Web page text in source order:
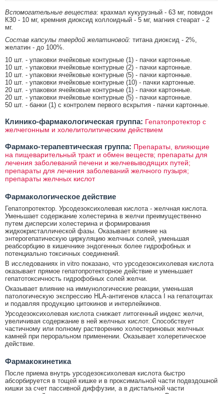
Вспомогательные вещества: крахмал кукурузный - 63 мг, повидон
К30 - 10 мг, кремния диоксид коллоидный - 5 мг, магния стеарат - 2
мг.
Состав капсулы твердой желатиновой: титана диоксид - 2%,
желатин - до 100%.
10 шт. - упаковки ячейковые контурные (1) - пачки картонные.
10 шт. - упаковки ячейковые контурные (2) - пачки картонные.
10 шт. - упаковки ячейковые контурные (5) - пачки картонные.
10 шт. - упаковки ячейковые контурные (10) - пачки картонные.
20 шт. - упаковки ячейковые контурные (1) - пачки картонные.
20 шт. - упаковки ячейковые контурные (5) - пачки картонные.
50 шт. - банки (1) с контролем первого вскрытия - пачки картонные.
Клинико-фармакологическая группа: Гепатопротектор с
желчегонным и холелитолитическим действием
Фармако-терапевтическая группа: Препараты, влияющие
на пищеварительный тракт и обмен веществ; препараты для
лечения заболеваний печени и желчевыводящих путей;
препараты для лечения заболеваний желчного пузыря;
препараты желчных кислот
Фармакологическое действие
Гепатопротектор. Урсодезоксихолевая кислота - желчная кислота.
Уменьшает содержание холестерина в желчи преимущественно
путем дисперсии холестерина и формирования
жидкокристаллической фазы. Оказывает влияние на
энтерогепатическую циркуляцию желчных солей, уменьшая
реабсорбцию в кишечнике эндогенных более гидрофобных и
потенциально токсичных соединений.
В исследованиях in vitro показано, что урсодезоксихолевая кислота
оказывает прямое гепатопротекторное действие и уменьшает
гепатотоксичность гидрофобных солей желчи.
Оказывает влияние на иммунологические реакции, уменьшая
патологическую экспрессию HLA-антигенов класса I на гепатоцитах
и подавляя продукцию цитокинов и интерлейкинов.
Урсодезоксихолевая кислота снижает литогенный индекс желчи,
увеличивая содержание в ней желчных кислот. Способствует
частичному или полному растворению холестериновых желчных
камней при пероральном применении. Оказывает холеретическое
действие.
Фармакокинетика
После приема внутрь урсодезоксихолевая кислота быстро
абсорбируется в тощей кишке и в проксимальной части подвздошной
кишки за счет пассивной диффузии, а в дистальной части